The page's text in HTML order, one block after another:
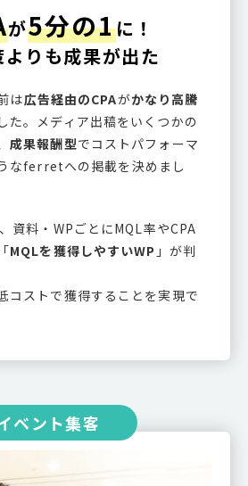
が5分の1に！
りも成果が出た
は広告経由のCPAがかなり高騰
た。メディア出稿をいくつかの
成果報酬型でコストパフォーマ
なferretへの掲載を決めまし
資料・WPごとにMQL率やCPA
MQLを獲得しやすいWP 」が判
コストで獲得することを実現で
ベント集客